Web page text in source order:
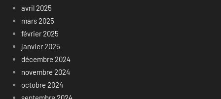
avril 2025
mars 2025
février 2025
janvier 2025
décembre 2024
novembre 2024
octobre 2024